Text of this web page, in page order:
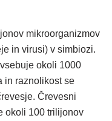
mikroorganizmov
in virusi) v simbiozi.
okoli 1000
in raznolikost se
Črevesni
okoli 100 trilijonov